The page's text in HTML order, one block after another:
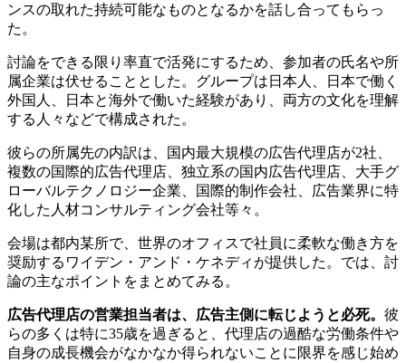
ンスの取れた持続可能なものとなるかを話し合ってもらっ
た。
討論をできる限り率直で活発にするため、参加者の氏名や所
属企業は伏せることとした。グループは日本人、日本で働く
外国人、日本と海外で働いた経験があり、両方の文化を理解
する人々などで構成された。
彼らの所属先の内訳は、国内最大規模の広告代理店が2社、
複数の国際的広告代理店、独立系の国内広告代理店、大手グ
ローバルテクノロジー企業、国際的制作会社、広告業界に特
化した人材コンサルティング会社等々。
会場は都内某所で、世界のオフィスで社員に柔軟な働き方を
奨励するワイデン・アンド・ケネディが提供した。では、討
論の主なポイントをまとめてみる。
広告代理店の営業担当者は、広告主側に転じようと必死。 彼
らの多くは特に35歳を過ぎると、代理店の過酷な労働条件や
自身の成長機会がなかなか得られないことに限界を感じ始め